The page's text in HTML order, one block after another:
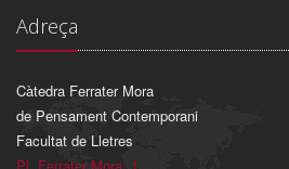
Adreça
Càtedra Ferrater Mora
de Pensament Contemporani
Facultat de Lletres